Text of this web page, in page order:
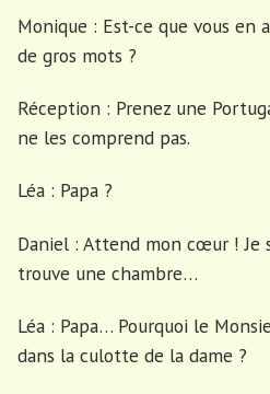
Monique : Est-ce que vous en
de gros mots ?
Réception : Prenez une
ne les comprend pas.
Léa : Papa ?
Daniel : Attend mon cœur ! Je
trouve une chambre…
Léa : Papa… Pourquoi le
dans la culotte de la dame ?